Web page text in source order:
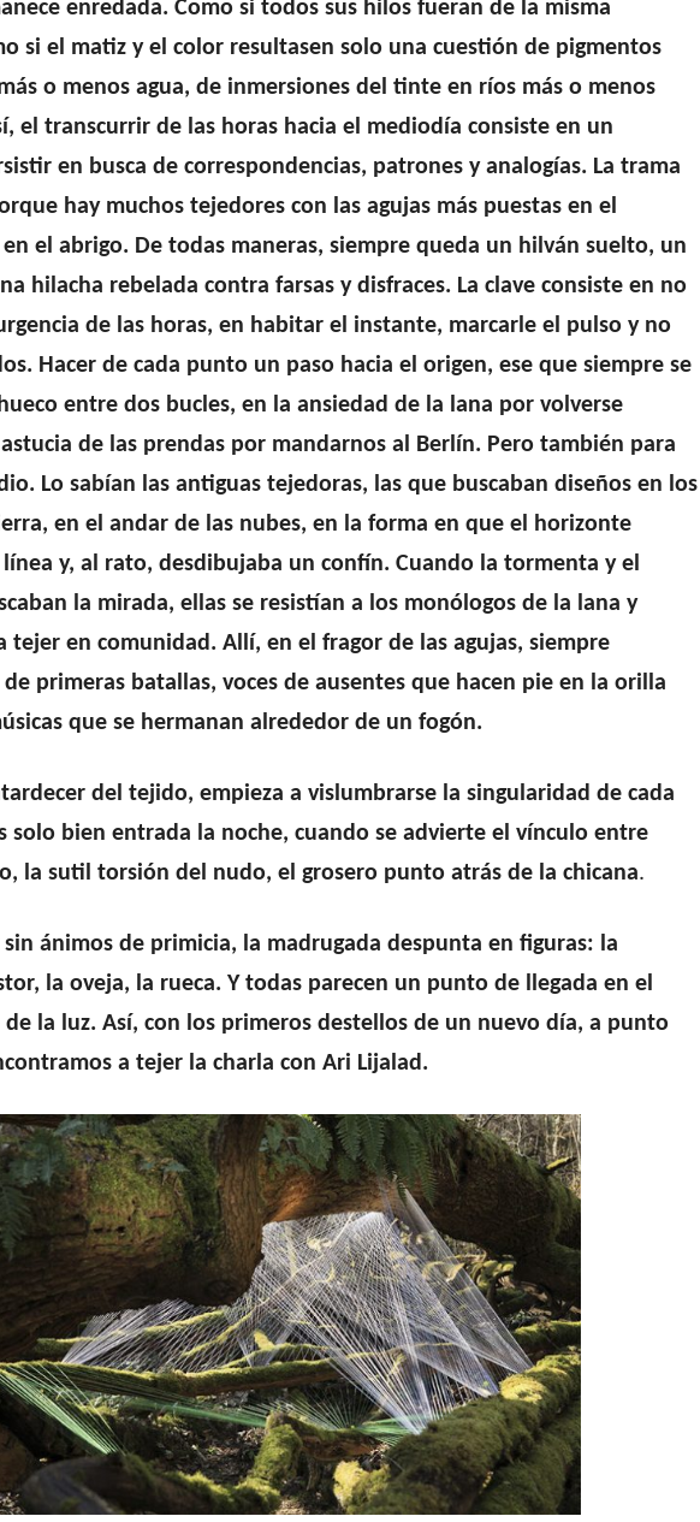
enredada. Como si todos sus hilos fueran de la misma
si el matiz y el color resultasen solo una cuestión de pigmentos
o menos agua, de inmersiones del tinte en ríos más o menos
el transcurrir de las horas hacia el mediodía consiste en un
en busca de correspondencias, patrones y analogías. La trama
hay muchos tejedores con las agujas más puestas en el
el abrigo. De todas maneras, siempre queda un hilván suelto, un
hilacha rebelada contra farsas y disfraces. La clave consiste en no
de las horas, en habitar el instante, marcarle el pulso y no
Hacer de cada punto un paso hacia el origen, ese que siempre se
entre dos bucles, en la ansiedad de la lana por volverse
de las prendas por mandarnos al Berlín. Pero también para
Lo sabían las antiguas tejedoras, las que buscaban diseños en los
en el andar de las nubes, en la forma en que el horizonte
y, al rato, desdibujaba un confín. Cuando la tormenta y el
la mirada, ellas se resistían a los monólogos de la lana y
tejer en comunidad. Allí, en el fragor de las agujas, siempre
de primeras batallas, voces de ausentes que hacen pie en la orilla
que se hermanan alrededor de un fogón.
del tejido, empieza a vislumbrarse la singularidad de cada
solo bien entrada la noche, cuando se advierte el vínculo entre
la sutil torsión del nudo, el grosero punto atrás de la chicana.
ánimos de primicia, la madrugada despunta en figuras: la
la oveja, la rueca. Y todas parecen un punto de llegada en el
la luz. Así, con los primeros destellos de un nuevo día, a punto
a tejer la charla con Ari Lijalad.